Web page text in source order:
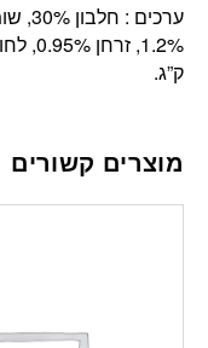
ק”ג.
מוצרים קשורים